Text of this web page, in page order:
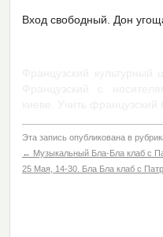
Вход свободный. Дон
Эта запись опубликована в
← Музыкальный Бла-Бла клаб с
25 Мая, 14-30. Бла Бла клаб с